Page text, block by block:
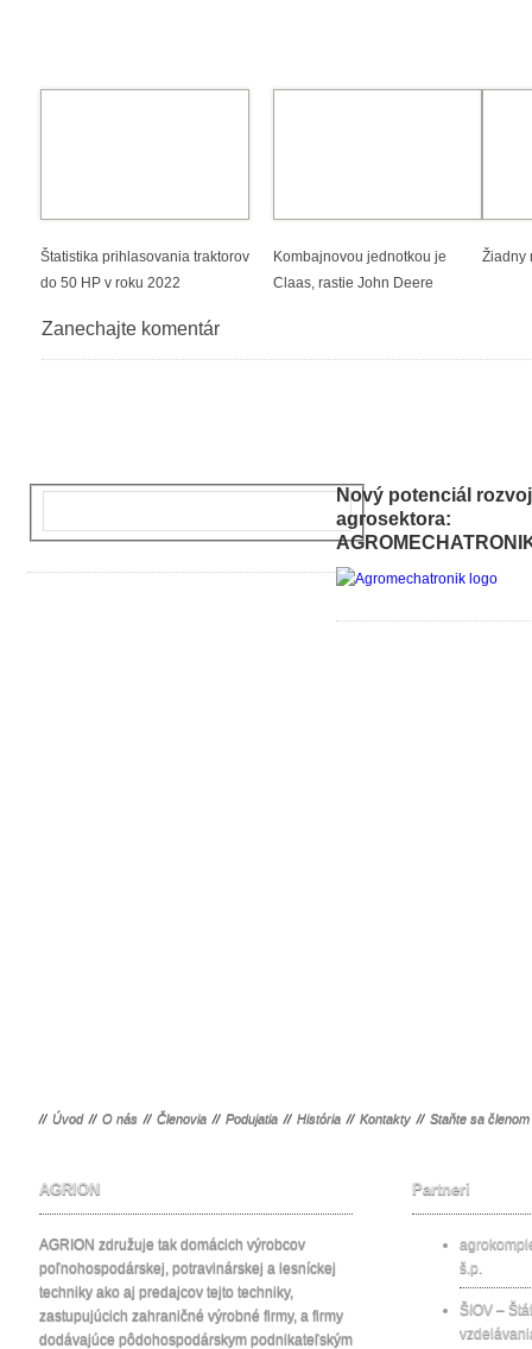
Štatistika prihlasovania traktorov
do 50 HP v roku 2022
Kombajnovou jednotkou je
Claas, rastie John Deere
Žiadny
Zanechajte komentár
Nový potenciál
agrosektora:
// Úvod // O nás // Členovia // Podujatia // História // Kontakty // Staňte sa členom
AGRION
AGRION združuje tak domácich výrobcov
poľnohospodárskej, potravinárskej a lesníckej
techniky ako aj predajcov tejto techniky,
zastupujúcich zahraničné výrobné firmy, a firmy
dodávajúce pôdohospodárskym podnikateľským
Partneri
š.p.
ŠIOV –